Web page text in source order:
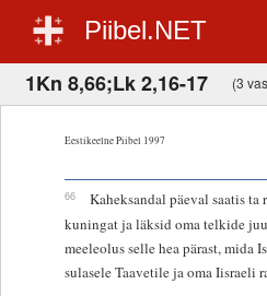
Piibel.NET
1Kn 8,66;Lk 2,16-17 (3
Eestikeelne Piibel 1997
66
Kaheksandal päeval saatis ta
kuningat ja läksid oma telkide
meeleolus selle hea pärast, mida
sulasele Taavetile ja oma Iisraeli